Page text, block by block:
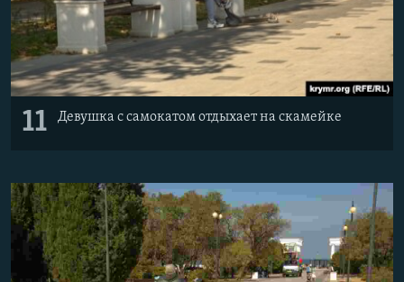
11 Девушка с самокатом отдыхает на скамейке